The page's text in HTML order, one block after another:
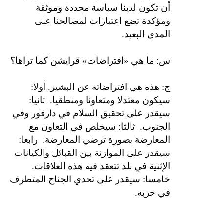
أن تكون لدينا سياسة محددة وموثقة
ومؤكدة تضع اعتبارات لمصالحنا على
المدى البعيد.
س: ما هي «افتراضات» قرايشن كما تراها؟
ج: هذه هي افتراضاته عن البشير. أولا:
سيكون معتدلا ومتعاونا ومنطقيا. ثانيا:
سيقدر على تحقيق السلام في دارفور وفي
الجنوب. ثالثا: سيخلص في التعاون مع
المعارضة بصورة ترضي المعارضة. رابعا:
سيقدر على الموازنة بين القبائل والكيانات
الإثنية في بلد تتعقد فيه هذه العلاقات.
خامسا: سيقدر على تحدي الجناح المتطرف
في حزبه.